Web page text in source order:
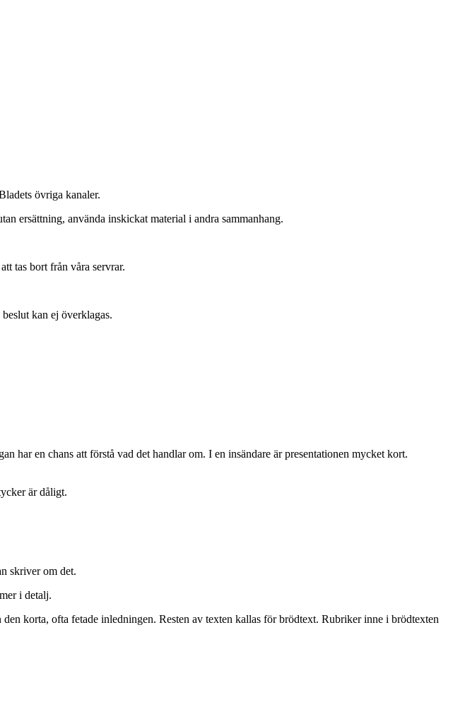
övriga kanaler.
ersättning, använda inskickat material i andra sammanhang.
tas bort från våra servrar.
kan ej överklagas.
har en chans att förstå vad det handlar om. I en insändare är presentationen mycket kort.
är dåligt.
skriver om det.
i detalj.
den korta, ofta fetade inledningen. Resten av texten kallas för brödtext. Rubriker inne i brödtexten